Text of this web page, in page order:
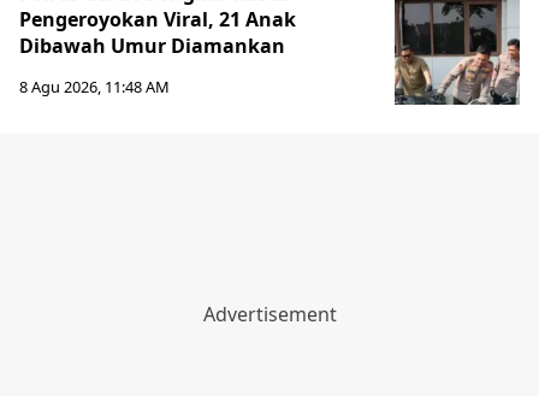
Pengeroyokan Viral, 21 Anak
Dibawah Umur Diamankan
8 Agu 2026, 11:48 AM